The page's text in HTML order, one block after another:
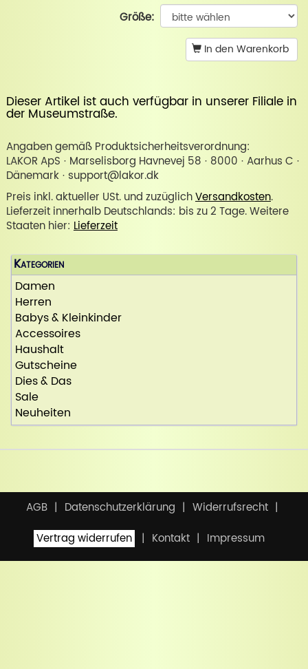
Größe:
In den Warenkorb
Dieser Artikel ist auch verfügbar in unserer Filiale in
der Museumstraße.
Angaben gemäß Produktsicherheitsverordnung:
LAKOR ApS · Marselisborg Havnevej 58 · 8000 · Aarhus C ·
Dänemark · support@lakor.dk
Preis inkl. aktueller USt. und zuzüglichVersandkosten.
Lieferzeit innerhalb Deutschlands: bis zu 2 Tage. Weitere
Staaten hier: Lieferzeit
Kategorien
Damen
Herren
Babys & Kleinkinder
Accessoires
Haushalt
Gutscheine
Dies & Das
Sale
Neuheiten
AGB Datenschutzerklärung
Widerrufsrecht
Vertrag widerrufen
Kontakt Impressum